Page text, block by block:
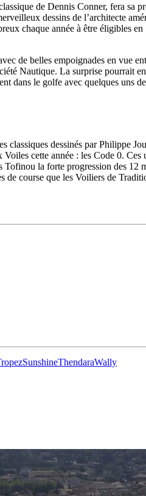
CHALLENGE , Classe Ultim 32/
de Dennis Conner, fera sa
dessins de l’architecte
chaque année à être éligibles
de belles empoignades en vue
Nautique. La surprise pourrait
dans le golfe avec quelques uns
dessinés par Philippe
cette année : les Code 0.
la forte progression des 12
de course que les Voiliers de
SunshineThendaraWally